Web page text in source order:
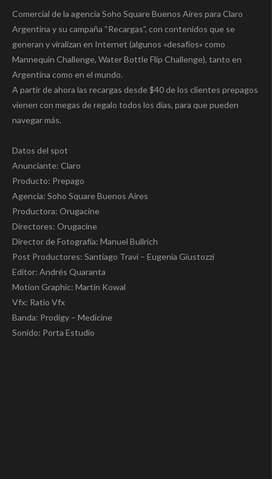
Comercial de la agencia Soho Square Buenos Aires para Claro
Argentina y su campaña “Recargas”, con contenidos que se
generan y viralizan en Internet (algunos «desafíos» como
Mannequin Challenge, Water Bottle Flip Challenge), tanto en
Argentina como en el mundo.
A partir de ahora las recargas desde $40 de los clientes prepagos
vienen con megas de regalo todos los días, para que pueden
navegar más.
Datos del spot
Anunciante: Claro
Producto: Prepago
Agencia: Soho Square Buenos Aires
Productora: Orugacine
Directores: Orugacine
Director de Fotografía: Manuel Bullrich
Post Productores: Santiago Travi – Eugenia Giustozzi
Editor: Andrés Quaranta
Motion Graphic: Martín Kowal
Vfx: Ratio Vfx
Banda: Prodigy – Medicine
Sonido: Porta Estudio